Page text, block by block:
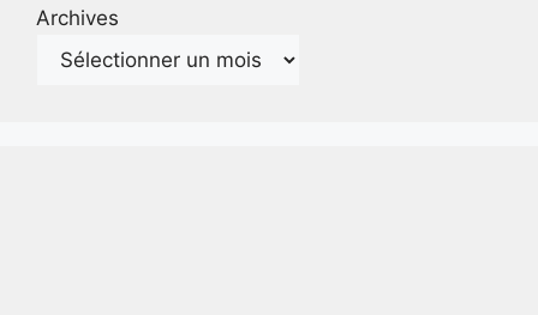
Archives